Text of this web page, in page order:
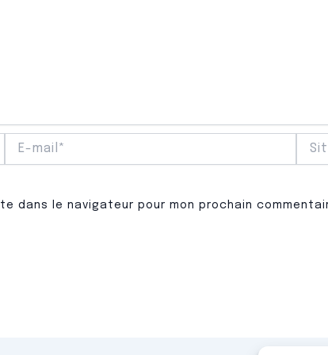
mail*
dans le navigateur pour mon prochain